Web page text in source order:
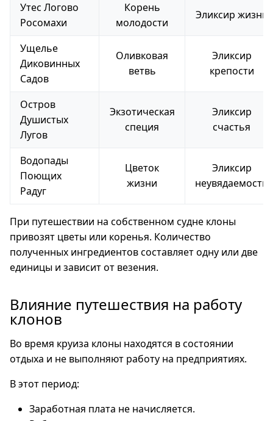
Утес Логово
Росомахи
Корень
молодости
Эликсир жизни
Ущелье
Диковинных
Садов
Оливковая
ветвь
Эликсир
крепости
Остров
Душистых
Лугов
Экзотическая
специя
Эликсир
счастья
Водопады
Поющих
Радуг
Цветок
жизни
Эликсир
неувядаемости
При путешествии на собственном судне клоны
привозят цветы или коренья. Количество
полученных ингредиентов составляет одну или две
единицы и зависит от везения.
Влияние путешествия на работу
клонов
Во время круиза клоны находятся в состоянии
отдыха и не выполняют работу на предприятиях.
В этот период:
Заработная плата не начисляется.